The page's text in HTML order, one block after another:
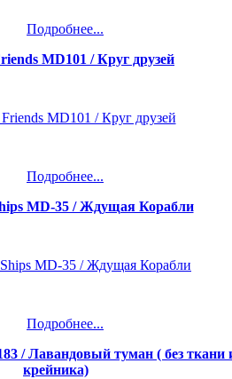
Подробнее...
MD101 / Круг друзей
Подробнее...
MD-35 / Ждущая Корабли
Подробнее...
/ Лавандовый туман ( без ткани
крейника)